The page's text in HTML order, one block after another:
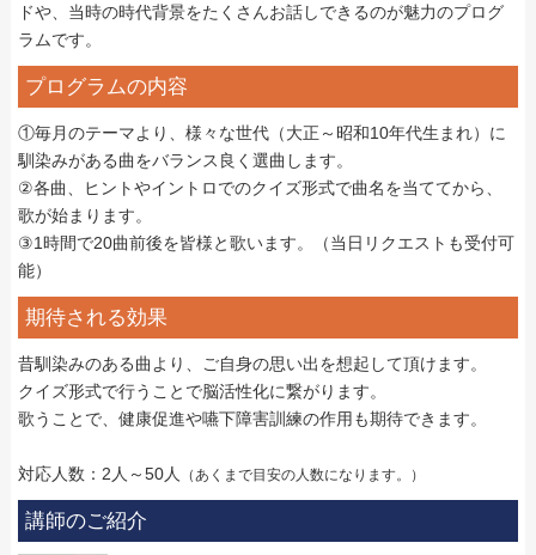
ドや、当時の時代背景をたくさんお話しできるのが魅力のプログ
ラムです。
プログラムの内容
①毎月のテーマより、様々な世代（大正～昭和10年代生まれ）に
馴染みがある曲をバランス良く選曲します。
②各曲、ヒントやイントロでのクイズ形式で曲名を当ててから、
歌が始まります。
③1時間で20曲前後を皆様と歌います。（当日リクエストも受付可
能）
期待される効果
昔馴染みのある曲より、ご自身の思い出を想起して頂けます。
クイズ形式で行うことで脳活性化に繋がります。
歌うことで、健康促進や嚥下障害訓練の作用も期待できます。
対応人数：2人～50人 （あくまで目安の人数になります。）
講師のご紹介